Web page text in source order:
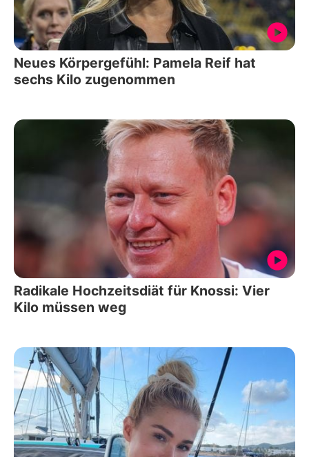
Neues Körpergefühl: Pamela Reif hat
sechs Kilo zugenommen
Radikale Hochzeitsdiät für Knossi: Vier
Kilo müssen weg